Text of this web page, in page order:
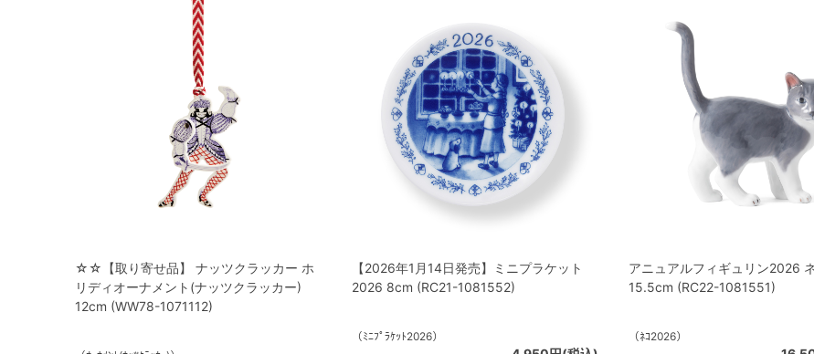
☆☆【取り寄せ品】 ナッツクラッカー ホ
リディオーナメント(ナッツクラッカー)
12cm (WW78-1071112)
【2026年1月14日発売】ミニプラケット
2026 8cm (RC21-1081552)
（ﾐﾆﾌﾟﾗｹｯﾄ2026）
アニュアルフィギュリン2026
15.5cm (RC22-1081551)
（ﾈｺ2026）